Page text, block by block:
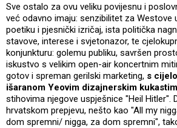
Sve ostalo za ovu veliku povijesnu i
već odavno imaju: senzibilitet za Westove
poetiku i pjesnički izričaj, ista politička
stavove, interese i svjetonazor, te
konjunkturu: golemu publiku, savršen
iskustvo s velikim open-air koncertnim
gotov i spreman gerilski marketing, s
išaranom Yeovim dizajnerskim
stihovima njegove uspješnice "Heil Hitler".
hrvatskom prepjevu, nešto kao "All my
dom spremni/ nigga, za dom spremni",